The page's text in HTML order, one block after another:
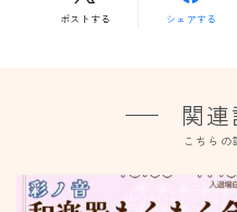
ポストする シェアする
関
こちらの